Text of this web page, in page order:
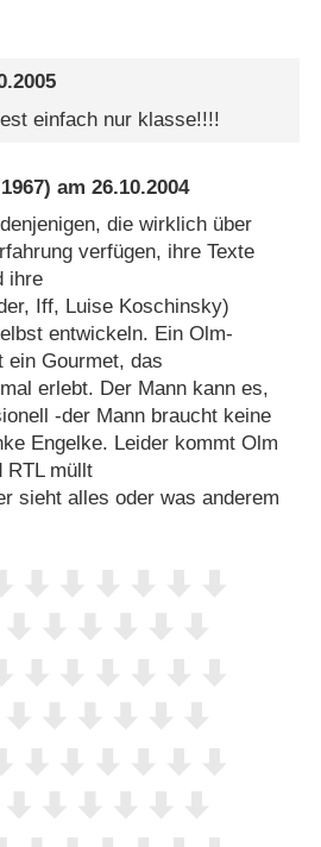
einfach nur klasse!!!!
am26.10.2004
die wirklich über
verfügen, ihre Texte
ihre
Iff, Luise Koschinsky)
entwickeln. Ein Olm-
ein Gourmet, das
erlebt. Der Mann kann es,
-der Mann braucht keine
Engelke. Leider kommt Olm
RTL müllt
sieht alles oder was anderem